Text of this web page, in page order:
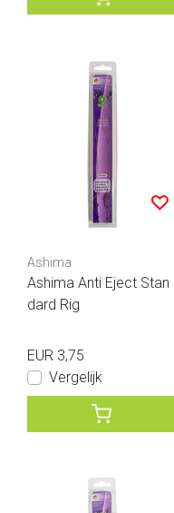
Ashima
Ashima Anti Eject Stan
dard Rig
EUR 3,75
Vergelijk